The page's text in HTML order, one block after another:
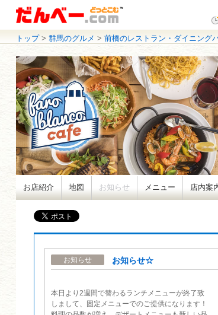
トップ> 群馬のグルメ > 前橋のレストラン・ダイニング
お店紹介 地図 お知らせ メニュー 店内案
お知らせ お知らせ☆
本日より2週間で替わるランチメニューが終了致
しまして、固定メニューでのご提供になります！